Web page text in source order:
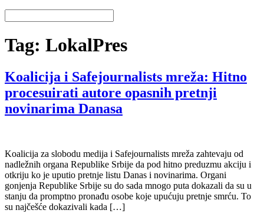
Tag: LokalPres
Koalicija i Safejournalists mreža: Hitno
procesuirati autore opasnih pretnji
novinarima Danasa
Koalicija za slobodu medija i Safejournalists mreža zahtevaju od
nadležnih organa Republike Srbije da pod hitno preduzmu akciju i
otkriju ko je uputio pretnje listu Danas i novinarima. Organi
gonjenja Republike Srbije su do sada mnogo puta dokazali da su u
stanju da promptno pronađu osobe koje upućuju pretnje smrću. To
su najčešće dokazivali kada […]